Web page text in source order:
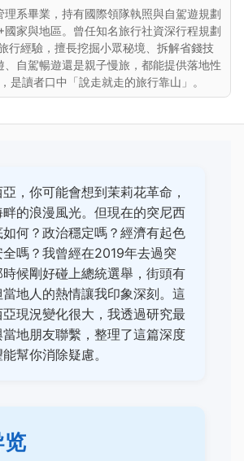
理系畢業，持有國際領隊執照與自駕遊規劃
家與地區。曾任知名旅行社資深行程規劃
行經驗，擅長挖掘小眾秘境、拆解省錢技
、自駕暢遊還是親子慢旅，都能提供落地性
是讀者口中「說走就走的旅行靠山」。
，你可能會想到茉莉花革命，
的浪漫風光。但現在的突尼西
何？政治穩定嗎？經濟有起色
嗎？我曾經在2019年去過突
時候剛好碰上總統選舉，街頭有
地人的熱情讓我印象深刻。這
現況變化很大，我透過研究最
地朋友聯繫，整理了這篇深度
幫你消除疑慮。
览